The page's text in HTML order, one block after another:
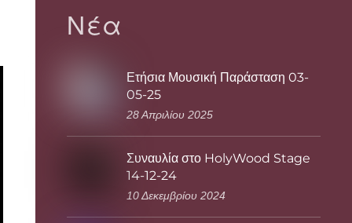
Νέα
Ετήσια Μουσική Παράσταση 03-
05-25
28 Απριλίου 2025
Συναυλία στο HolyWood Stage
14-12-24
10 Δεκεμβρίου 2024